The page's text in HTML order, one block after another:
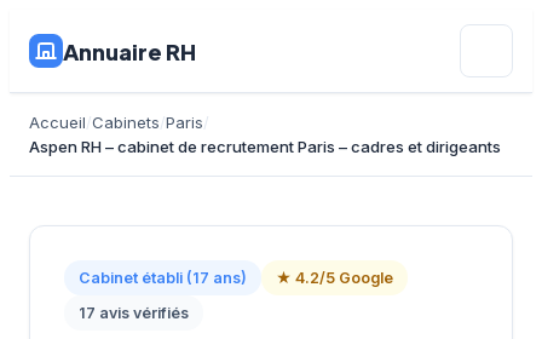
Annuaire RH
Accueil Cabinets Paris
Aspen RH – cabinet de recrutement Paris – cadres et dirigeants
Cabinet établi (17 ans)
★ 4.2/5 Google
17 avis vérifiés